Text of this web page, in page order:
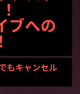
ブへの
もキャンセル